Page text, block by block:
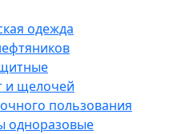
одежда
и щелочей
пользования
одноразовые